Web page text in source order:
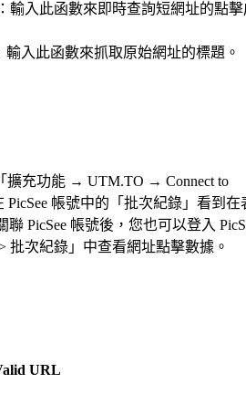
輸入此函數來即時查詢短網址的點擊
輸入此函數來抓取原始網址的標題。
擴充功能 → UTM.TO → Connect to
PicSee 帳號中的「批次紀錄」看到在
聯 PicSee 帳號後，您也可以登入
批次紀錄」中查看網址點擊數據。
URL